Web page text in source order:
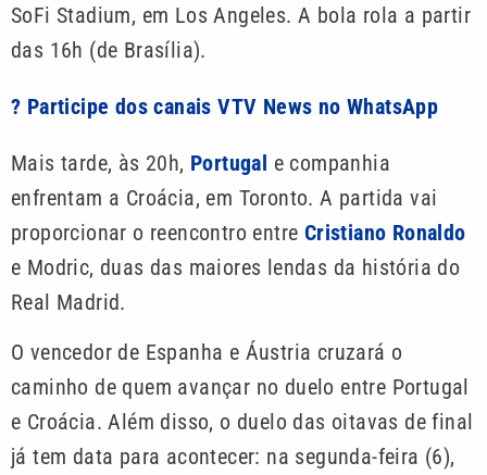
SoFi Stadium, em Los Angeles. A bola rola a partir
das 16h (de Brasília).
? Participe dos canais VTV News no WhatsApp
Mais tarde, às 20h, Portugal e companhia
enfrentam a Croácia, em Toronto. A partida vai
proporcionar o reencontro entre Cristiano Ronaldo
e Modric, duas das maiores lendas da história do
Real Madrid.
O vencedor de Espanha e Áustria cruzará o
caminho de quem avançar no duelo entre Portugal
e Croácia. Além disso, o duelo das oitavas de final
já tem data para acontecer: na segunda-feira (6),